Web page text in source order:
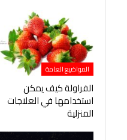
المواضيع العامة
الفراولة كيف يمكن
استخدامها في العلاجات
المنزلية